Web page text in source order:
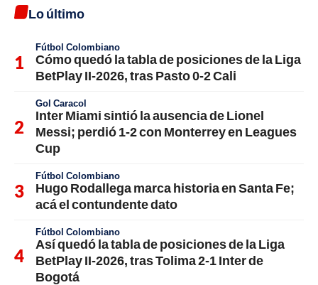
Lo último
Fútbol Colombiano
Cómo quedó la tabla de posiciones de la Liga
BetPlay II-2026, tras Pasto 0-2 Cali
Gol Caracol
Inter Miami sintió la ausencia de Lionel
Messi; perdió 1-2 con Monterrey en Leagues
Cup
Fútbol Colombiano
Hugo Rodallega marca historia en Santa Fe;
acá el contundente dato
Fútbol Colombiano
Así quedó la tabla de posiciones de la Liga
BetPlay II-2026, tras Tolima 2-1 Inter de
Bogotá